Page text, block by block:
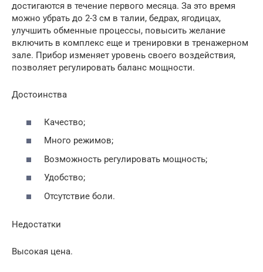
достигаются в течение первого месяца. За это время
можно убрать до 2-3 см в талии, бедрах, ягодицах,
улучшить обменные процессы, повысить желание
включить в комплекс еще и тренировки в тренажерном
зале. Прибор изменяет уровень своего воздействия,
позволяет регулировать баланс мощности.
Достоинства
Качество;
Много режимов;
Возможность регулировать мощность;
Удобство;
Отсутствие боли.
Недостатки
Высокая цена.